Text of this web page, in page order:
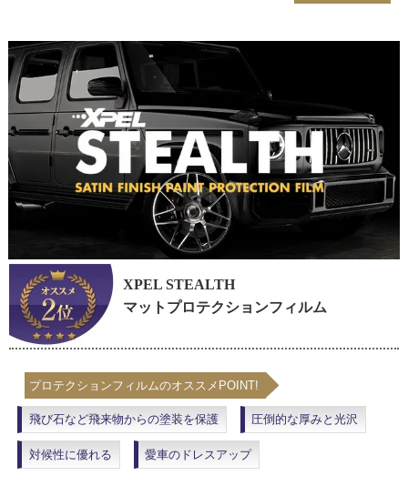
XPEL STEALTH
マットプロテクションフィルム
プロテクションフィルムのオススメPOINT!
飛び石など飛来物からの塗装を保護 圧倒的な厚みと光沢
対候性に優れる 愛車のドレスアップ